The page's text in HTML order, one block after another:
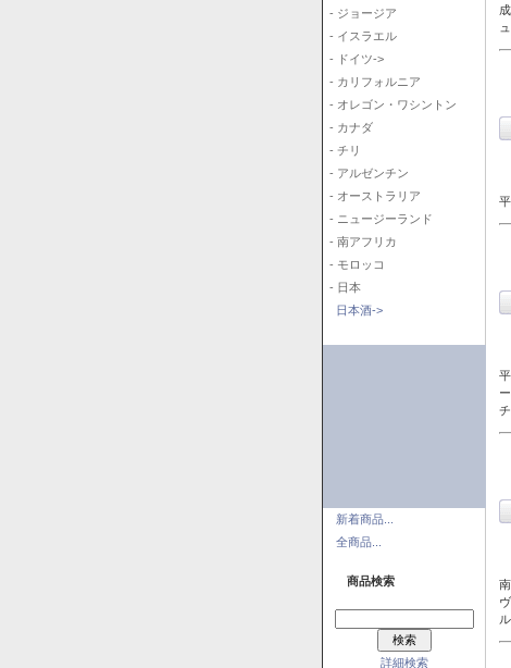
- ジョージア
- イスラエル
- ドイツ->
- カリフォルニア
- オレゴン・ワシントン
- カナダ
- チリ
- アルゼンチン
- オーストラリア
- ニュージーランド
- 南アフリカ
- モロッコ
- 日本
日本酒->
新着商品...
全商品...
商品検索
詳細検索